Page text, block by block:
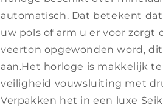
automatisch. Dat betekent
uw pols of arm u er voor zorgt
veerton opgewonden word,
aan.Het horloge is makkelijk
veiligheid vouwsluiting met
Verpakken het in een luxe